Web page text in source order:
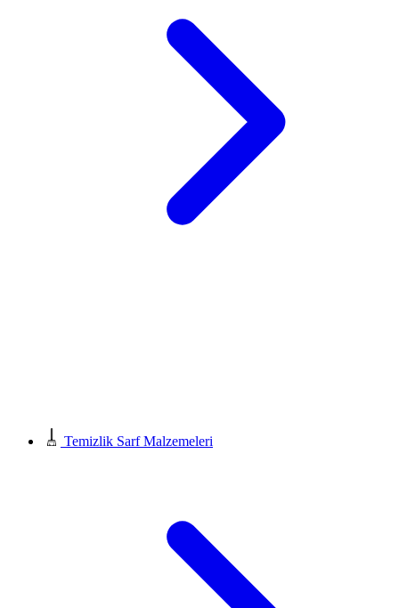
Temizlik Sarf Malzemeleri